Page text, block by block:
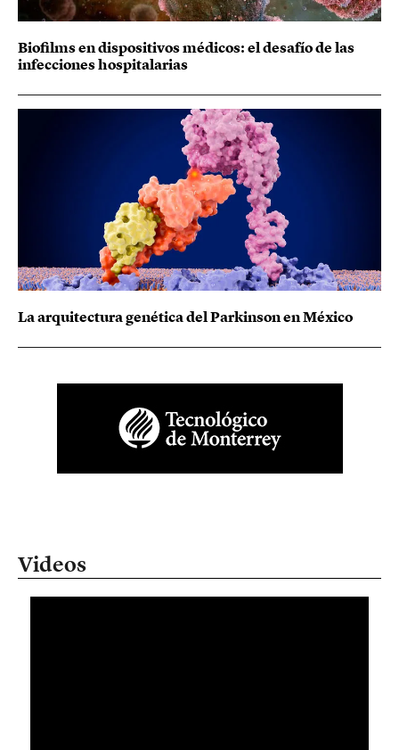
Biofilms en dispositivos médicos: el desafío de las
infecciones hospitalarias
La arquitectura genética del Parkinson en México
Videos